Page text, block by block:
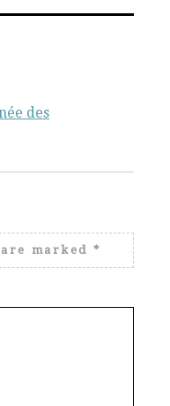
des
marked *